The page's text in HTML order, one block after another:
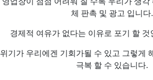
체 판촉 및 광고 입니다.
경제적 여유가 없다는 이유로 포기 할 것
위기가 우리에겐 기회가될 수 있고 그렇게
극복 할 수 있습니다.